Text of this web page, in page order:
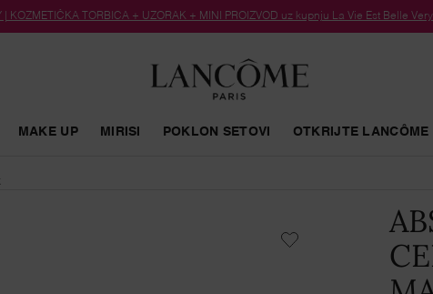
| KOZMETIČKA TORBICA + UZORAK + MINI PROIZVOD uz kupnju La Vie Est Belle
MAKE UP MIRISI POKLON SETOVI OTKRIJTE LANCÔME